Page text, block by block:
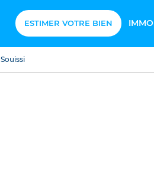
ESTIMER VOTRE BIEN
Souissi